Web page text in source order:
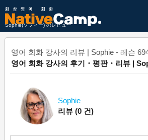
Sophie(ソフィー) のレビュー
영어 회화 강사의 리뷰 | Sophie - 레슨
영어 회화 강사의 후기・평판・리뷰 |
Sophie
리뷰 (0 건)